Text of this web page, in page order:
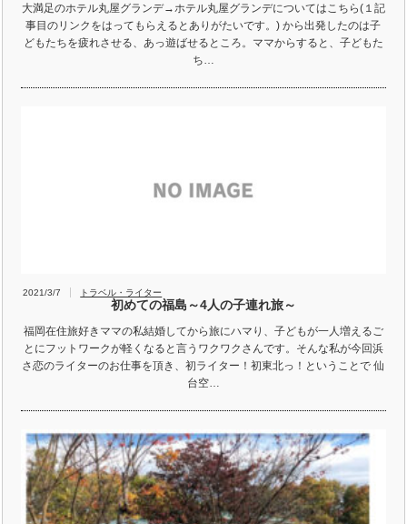
大満足のホテル丸屋グランデ→ホテル丸屋グランデについてはこちら(１記
事目のリンクをはってもらえるとありがたいです。) から出発したのは子
どもたちを疲れさせる、あっ遊ばせるところ。ママからすると、子どもた
ち…
2021/3/7 トラベル・ライター
初めての福島～4人の子連れ旅～
福岡在住旅好きママの私結婚してから旅にハマり、子どもが一人増えるご
とにフットワークが軽くなると言うワクワクさんです。そんな私が今回浜
さ恋のライターのお仕事を頂き、初ライター！初東北っ！ということで 仙
台空…